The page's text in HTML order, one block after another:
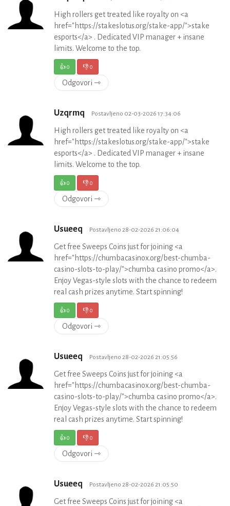
High rollers get treated like royalty on <a
href="https://stakeslotus.org/stake-app/">stake
esports</a> . Dedicated VIP manager + insane
limits. Welcome to the top.
👍0 👎0
Odgovori ⇾
Uzqrmq Postavljeno 02-03-2026 17:34:06
High rollers get treated like royalty on <a
href="https://stakeslotus.org/stake-app/">stake
esports</a> . Dedicated VIP manager + insane
limits. Welcome to the top.
👍0 👎0
Odgovori ⇾
Usueeq Postavljeno 28-02-2026 21:06:04
Get free Sweeps Coins just for joining <a
href="https://chumbacasinox.org/best-chumba-
casino-slots-to-play/">chumba casino promo</a>.
Enjoy Vegas-style slots with the chance to redeem
real cash prizes anytime. Start spinning!
👍0 👎0
Odgovori ⇾
Usueeq Postavljeno 28-02-2026 21:05:56
Get free Sweeps Coins just for joining <a
href="https://chumbacasinox.org/best-chumba-
casino-slots-to-play/">chumba casino promo</a>.
Enjoy Vegas-style slots with the chance to redeem
real cash prizes anytime. Start spinning!
👍0 👎0
Odgovori ⇾
Usueeq Postavljeno 28-02-2026 21:05:50
Get free Sweeps Coins just for joining <a